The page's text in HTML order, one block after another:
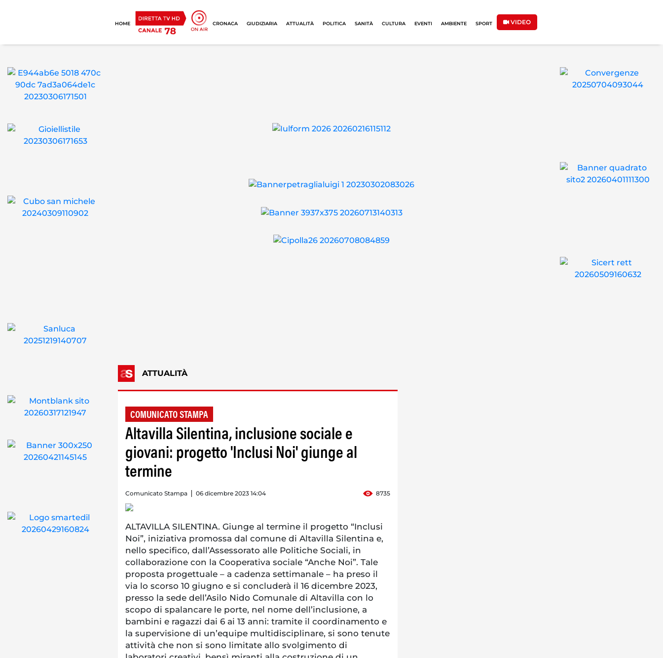
HOME CRONACA GIUDIZIARIA ATTUALITÀ POLITICA SANITÀ CULTURA EVENTI AMBIENTE SPORT VIDEO
ATTUALITÀ
COMUNICATO STAMPA
Altavilla Silentina, inclusione sociale e
giovani: progetto 'Inclusi Noi' giunge al
termine
Comunicato Stampa 06 dicembre 2023 14:04 8735
ALTAVILLA SILENTINA. Giunge al termine il progetto “Inclusi
Noi”, iniziativa promossa dal comune di Altavilla Silentina e,
nello specifico, dall’Assessorato alle Politiche Sociali, in
collaborazione con la Cooperativa sociale “Anche Noi”. Tale
proposta progettuale – a cadenza settimanale – ha preso il
via lo scorso 10 giugno e si concluderà il 16 dicembre 2023,
presso la sede dell’Asilo Nido Comunale di Altavilla con lo
scopo di spalancare le porte, nel nome dell’inclusione, a
bambini e ragazzi dai 6 ai 13 anni: tramite il coordinamento e
la supervisione di un’equipe multidisciplinare, si sono tenute
attività che non si sono limitate allo svolgimento di